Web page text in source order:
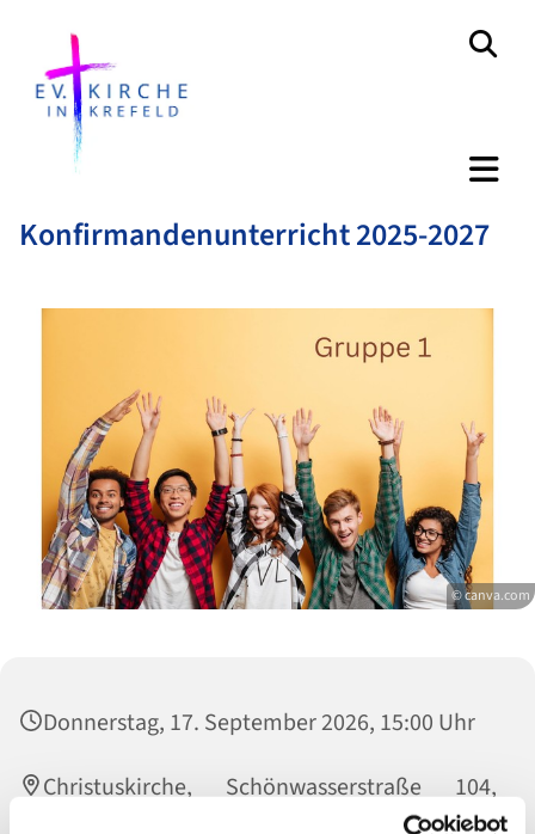
Konfirmandenunterricht 2025-2027
© canva.com
Donnerstag, 17. September 2026, 15:00 Uhr
Christuskirche, Schönwasserstraße 104,